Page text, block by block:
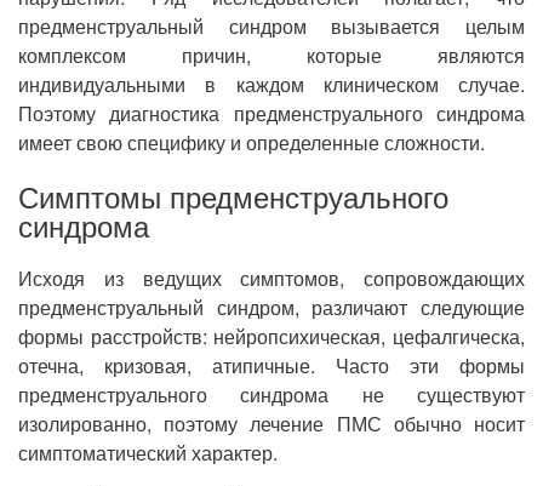
предменструальный синдром вызывается целым
комплексом причин, которые являются
индивидуальными в каждом клиническом случае.
Поэтому диагностика предменструального синдрома
имеет свою специфику и определенные сложности.
Симптомы предменструального
синдрома
Исходя из ведущих симптомов, сопровождающих
предменструальный синдром, различают следующие
формы расстройств: нейропсихическая, цефалгическа,
отечна, кризовая, атипичные. Часто эти формы
предменструального синдрома не существуют
изолированно, поэтому лечение ПМС обычно носит
симптоматический характер.